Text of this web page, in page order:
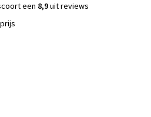
een 8,9uit reviews